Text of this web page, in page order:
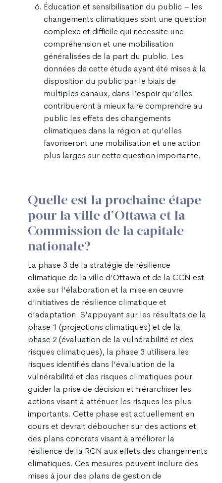
Éducation et sensibilisation du public – les
changements climatiques sont une question
complexe et difficile qui nécessite une
compréhension et une mobilisation
généralisées de la part du public. Les
données de cette étude ayant été mises à la
disposition du public par le biais de
multiples canaux, dans l’espoir qu’elles
contribueront à mieux faire comprendre au
public les effets des changements
climatiques dans la région et qu’elles
favoriseront une mobilisation et une action
plus larges sur cette question importante.
Quelle est la prochaine étape
pour la ville d’Ottawa et la
Commission de la capitale
nationale?
La phase 3 de la stratégie de résilience
climatique de la ville d’Ottawa et de la CCN est
axée sur l’élaboration et la mise en œuvre
d’initiatives de résilience climatique et
d’adaptation. S’appuyant sur les résultats de la
phase 1 (projections climatiques) et de la
phase 2 (évaluation de la vulnérabilité et des
risques climatiques), la phase 3 utilisera les
risques identifiés dans l’évaluation de la
vulnérabilité et des risques climatiques pour
guider la prise de décision et hiérarchiser les
actions visant à atténuer les risques les plus
importants. Cette phase est actuellement en
cours et devrait déboucher sur des actions et
des plans concrets visant à améliorer la
résilience de la RCN aux effets des changements
climatiques. Ces mesures peuvent inclure des
mises à jour des plans de gestion de